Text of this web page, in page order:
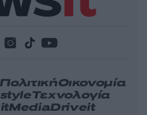
ΠολιτικήΟικονομία
Τεχνολογία
MediaDriveit